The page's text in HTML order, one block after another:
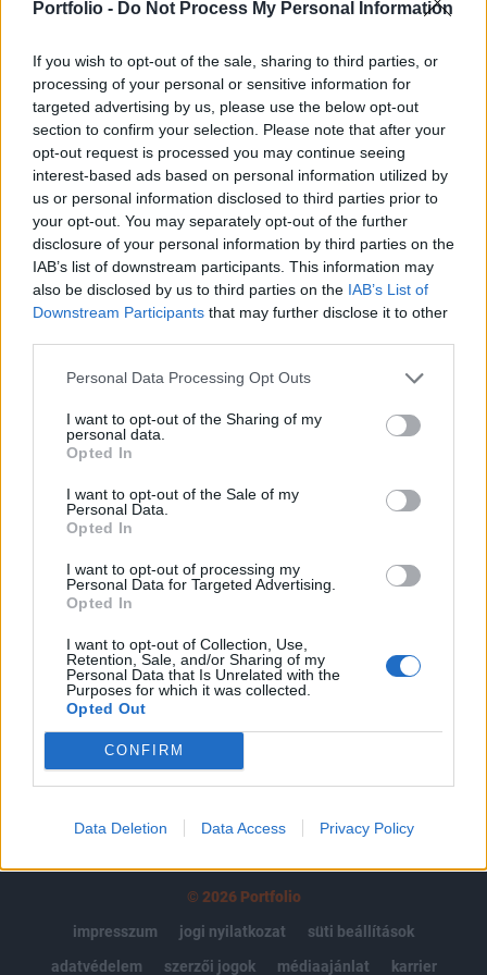
Portfolio - Do Not Process My Personal Information
If you wish to opt-out of the sale, sharing to third parties, or
processing of your personal or sensitive information for
targeted advertising by us, please use the below opt-out
section to confirm your selection. Please note that after your
opt-out request is processed you may continue seeing
interest-based ads based on personal information utilized by
us or personal information disclosed to third parties prior to
your opt-out. You may separately opt-out of the further
disclosure of your personal information by third parties on the
IAB’s list of downstream participants. This information may
also be disclosed by us to third parties on the IAB’s List of
Downstream Participants that may further disclose it to other
Personal Data Processing Opt Outs
I want to opt-out of the Sharing of my
personal data.
Opted In
I want to opt-out of the Sale of my
Personal Data.
Opted In
I want to opt-out of processing my
Personal Data for Targeted Advertising.
Opted In
I want to opt-out of Collection, Use,
Retention, Sale, and/or Sharing of my
Personal Data that Is Unrelated with the
Purposes for which it was collected.
Opted Out
CONFIRM
Data Deletion Data Access Privacy Policy
fizették ki a szolidaritási hozzájárulás második,
Szolnok után Orosháza és Nagykanizsa sem utal –
hívta fel a figyelmet az ATV.
Nagykanizsa önkormányzata nem utalja át szerdán
a szolidaritási hozzájárulás aktuális részét – közölte a
város polgármestere a közösségi oldalán. Horváth Jácint a
lépést úgy indokolta, hogy "ne a leköszönő kormány
döntsön a felhasználásáról". A városnak idén több mint
egymilliárd forint összegű szolidaritási adót kellene
megfizetnie. Orosháza polgármestere...
KEDVES OLVASÓNK!
A keresett cikk a portfolio.hu hírarchívumához
tartozik, melynek olvasása előfizetéses
Az előfizetés a következőket tartalmazza:
Portfolio.hu teljes cikkarchívum
Kötéslisták: BÉT elmúlt 2 év napon belüli
kötéslistái
Előfizetés
MÁR ELŐFIZETŐNK VAGY?BEJELENTKEZÉS
© 2026 Portfolio
impresszum
jogi nyilatkozat
süti beállítások
adatvédelem
szerzői jogok médiaajánlat karrier